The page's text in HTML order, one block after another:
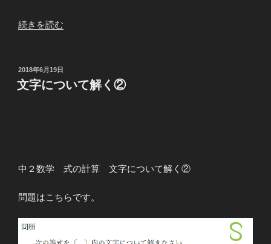
“文
つ
い
続きを読む
投
稿
日:
2018年6月19日
文字について解く②
中２数学 式の計算 文字について解く②
問題はこちらです。